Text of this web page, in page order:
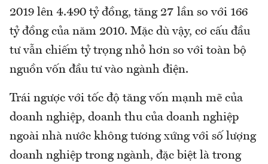
2019 lên 4.490 tỷ đồng, tăng 27 lần so với 166
tỷ đồng của năm 2010. Mặc dù vậy, cơ cấu đầu
tư vẫn chiếm tỷ trọng nhỏ hơn so với toàn bộ
nguồn vốn đầu tư vào ngành điện.
Trái ngược với tốc độ tăng vốn mạnh mẽ của
doanh nghiệp, doanh thu của doanh nghiệp
ngoài nhà nước không tương xứng với số lượng
doanh nghiệp trong ngành, đặc biệt là trong